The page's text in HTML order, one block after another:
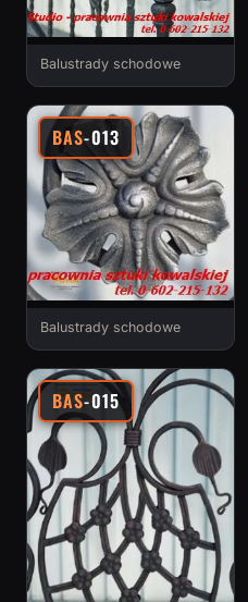
Balustrady schodowe
BAS-013
Balustrady schodowe
BAS-015